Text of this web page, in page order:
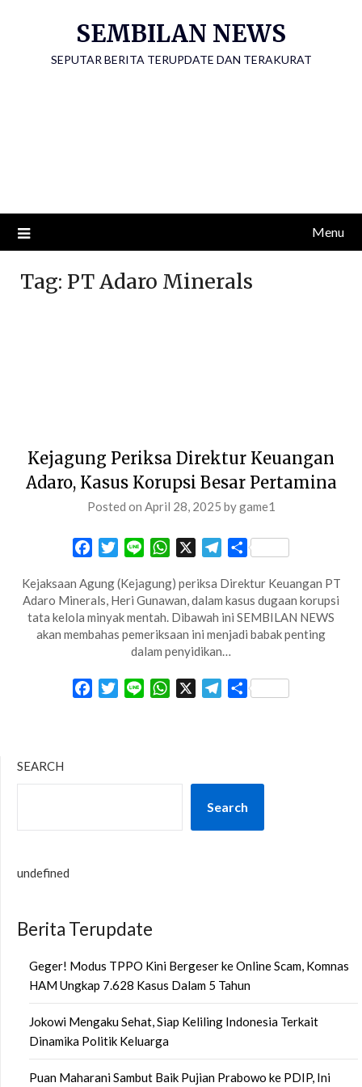
SEMBILAN NEWS
SEPUTAR BERITA TERUPDATE DAN TERAKURAT
Menu
Tag: PT Adaro Minerals
Kejagung Periksa Direktur Keuangan
Adaro, Kasus Korupsi Besar Pertamina
Posted on April 28, 2025 bygame1
FacebookTwitterLine WhatsApp Telegram
Share
Kejaksaan Agung (Kejagung) periksa Direktur Keuangan PT
Adaro Minerals, Heri Gunawan, dalam kasus dugaan korupsi
tata kelola minyak mentah. Dibawah ini SEMBILAN NEWS
akan membahas pemeriksaan ini menjadi babak penting
dalam penyidikan…
FacebookTwitterLine WhatsApp Telegram
Share
SEARCH
Search
undefined
Berita Terupdate
Geger! Modus TPPO Kini Bergeser ke Online Scam, Komnas
HAM Ungkap 7.628 Kasus Dalam 5 Tahun
Jokowi Mengaku Sehat, Siap Keliling Indonesia Terkait
Dinamika Politik Keluarga
Puan Maharani Sambut Baik Pujian Prabowo ke PDIP, Ini